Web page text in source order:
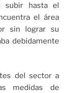
subir hasta el
el área
sin lograr su
debidamente
del sector a
medidas de